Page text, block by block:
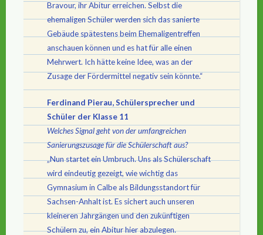
Bravour, ihr Abitur erreichen. Selbst die
ehemaligen Schüler werden sich das sanierte
Gebäude spätestens beim Ehemaligentreffen
anschauen können und es hat für alle einen
Mehrwert. Ich hätte keine Idee, was an der
Zusage der Fördermittel negativ sein könnte.“
Ferdinand Pierau, Schülersprecher und
Schüler der Klasse 11
Welches Signal geht von der umfangreichen
Sanierungszusage für die Schülerschaft aus?
„Nun startet ein Umbruch. Uns als Schülerschaft
wird eindeutig gezeigt, wie wichtig das
Gymnasium in Calbe als Bildungsstandort für
Sachsen-Anhalt ist. Es sichert auch unseren
kleineren Jahrgängen und den zukünftigen
Schülern zu, ein Abitur hier abzulegen.